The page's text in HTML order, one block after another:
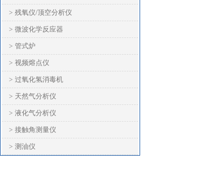
> 残氧仪/顶空分析仪
> 微波化学反应器
> 管式炉
> 视频熔点仪
> 过氧化氢消毒机
> 天然气分析仪
> 液化气分析仪
> 接触角测量仪
> 测油仪